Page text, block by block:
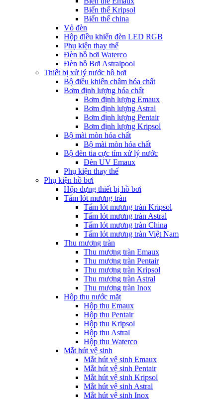
Biến thế Kripsol
Biến thế china
Vỏ đèn
Hộp điều khiển đèn LED RGB
Phụ kiện thay thế
Đèn hồ bơi Waterco
Đèn hồ Bơi Astralpool
Thiết bị xử lý nước hồ bơi
Bộ điều khiển châm hóa chất
Bơm định lượng hóa chất
Bơm định lượng Emaux
Bơm định lượng Astral
Bơm định lượng Pentair
Bơm định lượng Kripsol
Bộ mài mòn hóa chất
Bộ mài mòn hóa chất
Bộ đèn tia cực tím xử lý nước
Đèn UV Emaux
Phụ kiện thay thế
Phụ kiện hồ bơi
Hộp đựng thiết bị hồ bơi
Tấm lót mương tràn
Tấm lót mương tràn Kripsol
Tấm lót mương tràn Astral
Tấm lót mương tràn China
Tấm lót mương tràn Việt Nam
Thu mương tràn
Thu mương tràn Emaux
Thu mương tràn Pentair
Thu mương tràn Kripsol
Thu mương tràn Astral
Thu mương tràn Inox
Hôp thu nước mặt
Hộp thu Emaux
Hộp thu Pentair
Hộp thu Kripsol
Hộp thu Astral
Hộp thu Waterco
Mắt hút vệ sinh
Mắt hút vệ sinh Emaux
Mắt hút vệ sinh Pentair
Mắt hút vệ sinh Kripsol
Mắt hút vệ sinh Astral
Mắt hút vệ sinh Inox